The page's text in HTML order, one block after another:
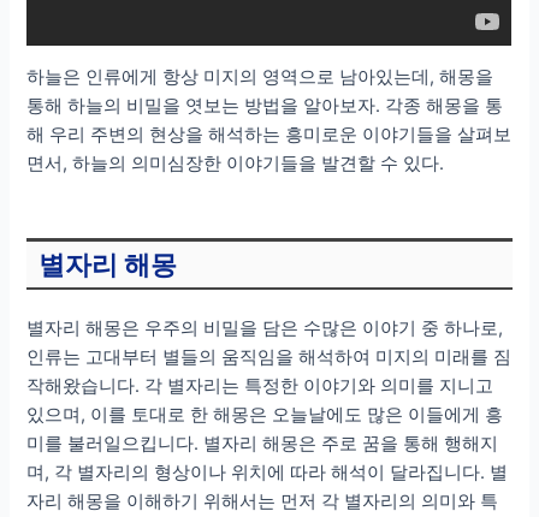
하늘은 인류에게 항상 미지의 영역으로 남아있는데, 해몽을
통해 하늘의 비밀을 엿보는 방법을 알아보자. 각종 해몽을 통
해 우리 주변의 현상을 해석하는 흥미로운 이야기들을 살펴보
면서, 하늘의 의미심장한 이야기들을 발견할 수 있다.
별자리 해몽
별자리 해몽은 우주의 비밀을 담은 수많은 이야기 중 하나로,
인류는 고대부터 별들의 움직임을 해석하여 미지의 미래를 짐
작해왔습니다. 각 별자리는 특정한 이야기와 의미를 지니고
있으며, 이를 토대로 한 해몽은 오늘날에도 많은 이들에게 흥
미를 불러일으킵니다. 별자리 해몽은 주로 꿈을 통해 행해지
며, 각 별자리의 형상이나 위치에 따라 해석이 달라집니다. 별
자리 해몽을 이해하기 위해서는 먼저 각 별자리의 의미와 특